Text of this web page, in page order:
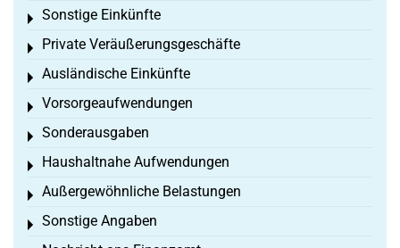
Sonstige Einkünfte
Toggle menu
Private Veräußerungsgeschäfte
Toggle menu
Ausländische Einkünfte
Toggle menu
Vorsorgeaufwendungen
Toggle menu
Sonderausgaben
Toggle menu
Haushaltnahe Aufwendungen
Toggle menu
Außergewöhnliche Belastungen
Toggle menu
Sonstige Angaben
Toggle menu